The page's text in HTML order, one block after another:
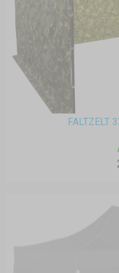
FALTZELT